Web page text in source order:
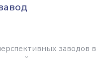
заводов в